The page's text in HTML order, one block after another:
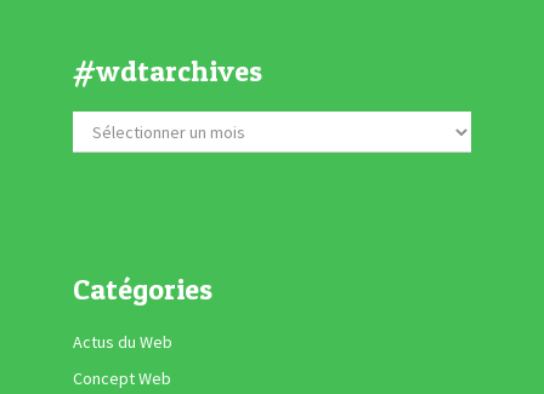
#wdtarchives
Catégories
Actus du Web
Concept Web